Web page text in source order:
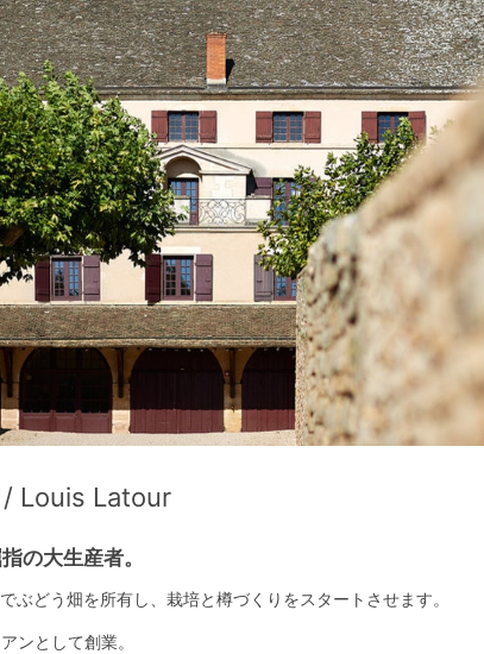
Louis Latour
の大生産者。
ぶどう畑を所有し、栽培と樽づくりをスタートさせます。
ンとして創業。